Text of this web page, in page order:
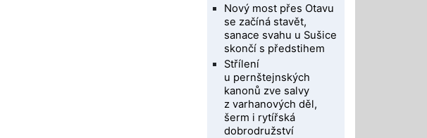
Nový most přes Otavu
se začíná stavět,
sanace svahu u Sušice
skončí s předstihem
Střílení
u pernštejnských
kanonů zve salvy
z varhanových děl,
šerm i rytířská
dobrodružství